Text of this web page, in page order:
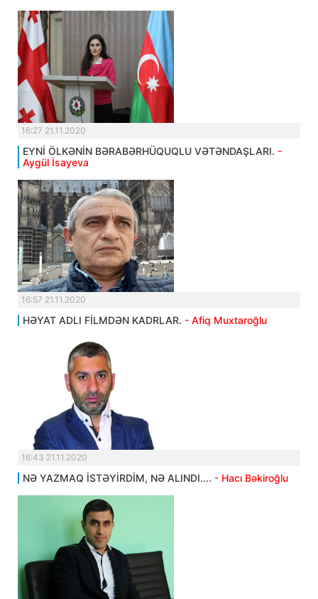
16:27 21.11.2020
EYNİ ÖLKƏNİN BƏRABƏRHÜQUQLU VƏTƏNDAŞLARI. -
Aygül İsayeva
16:57 21.11.2020
HƏYAT ADLI FİLMDƏN KADRLAR. - Afiq Muxtaroğlu
16:43 21.11.2020
NƏ YAZMAQ İSTƏYİRDİM, NƏ ALINDI.... - Hacı Bəkiroğlu